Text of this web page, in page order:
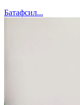
Батафсил...